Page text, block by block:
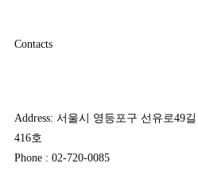
Contacts
Address: 서울시 영등포구 선유로49
416호
Phone : 02-720-0085